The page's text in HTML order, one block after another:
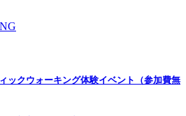
ックウォーキング体験イベント（参加費無